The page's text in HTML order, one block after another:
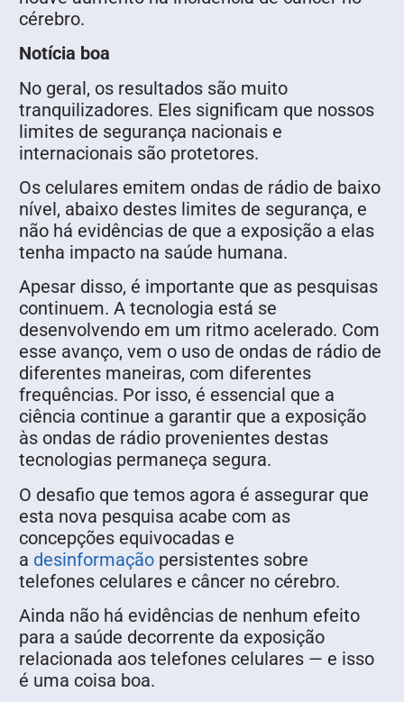
cérebro.
Notícia boa
No geral, os resultados são muito
tranquilizadores. Eles significam que nossos
limites de segurança nacionais e
internacionais são protetores.
Os celulares emitem ondas de rádio de baixo
nível, abaixo destes limites de segurança, e
não há evidências de que a exposição a elas
tenha impacto na saúde humana.
Apesar disso, é importante que as pesquisas
continuem. A tecnologia está se
desenvolvendo em um ritmo acelerado. Com
esse avanço, vem o uso de ondas de rádio de
diferentes maneiras, com diferentes
frequências. Por isso, é essencial que a
ciência continue a garantir que a exposição
às ondas de rádio provenientes destas
tecnologias permaneça segura.
O desafio que temos agora é assegurar que
esta nova pesquisa acabe com as
concepções equivocadas e
a desinformação persistentes sobre
telefones celulares e câncer no cérebro.
Ainda não há evidências de nenhum efeito
para a saúde decorrente da exposição
relacionada aos telefones celulares — e isso
é uma coisa boa.